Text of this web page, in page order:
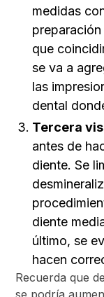
medidas
que
se va a
las
dental
Tercera
antes de
diente. Se
diente
último, se
hacen
Recuerda que
se podría